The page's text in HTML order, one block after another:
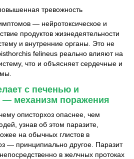
тревожность
— нейротоксическое и
продуктов жизнедеятельности
и внутренние органы. Это не
felineus реально влияют на
что и объясняет сердечные и
с печенью и
механизм поражения
описторхоз опаснее, чем
узнав об этом паразите,
на обычных глистов в
— принципиально другое. Паразит
в желчных протоках